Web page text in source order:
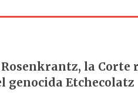
la Corte
Etchecolatz